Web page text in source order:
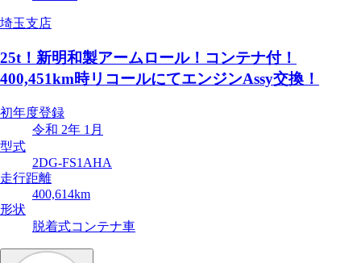
埼玉支店
25t！新明和製アームロール！コンテナ付！
400,451km時リコールにてエンジンAssy交換！
初年度登録
令和 2年 1月
型式
2DG-FS1AHA
走行距離
400,614km
形状
脱着式コンテナ車